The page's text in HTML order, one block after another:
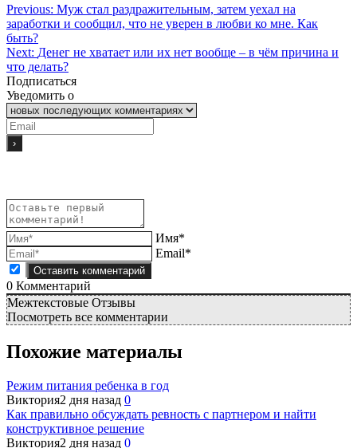
Previous: Муж стал раздражительным, затем уехал на
заработки и сообщил, что не уверен в любви ко мне. Как
быть?
Next: Денег не хватает или их нет вообще – в чём причина и
что делать?
Подписаться
Уведомить о
Имя*
Email*
0 Комментарий
Межтекстовые Отзывы
Посмотреть все комментарии
Похожие материалы
Режим питания ребенка в год
Виктория2 дня назад 0
Как правильно обсуждать ревность с партнером и найти
конструктивное решение
Виктория2 дня назад 0